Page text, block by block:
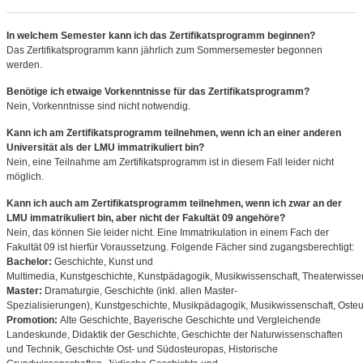
In welchem Semester kann ich das Zertifikatsprogramm beginnen?
Das Zertifikatsprogramm kann jährlich zum Sommersemester begonnen
werden.
Benötige ich etwaige Vorkenntnisse für das Zertifikatsprogramm?
Nein, Vorkenntnisse sind nicht notwendig.
Kann ich am Zertifikatsprogramm teilnehmen, wenn ich an einer anderen
Universität als der LMU immatrikuliert bin?
Nein, eine Teilnahme am Zertifikatsprogramm ist in diesem Fall leider nicht
möglich.
Kann ich auch am Zertifikatsprogramm teilnehmen, wenn ich zwar an der
LMU immatrikuliert bin, aber nicht der Fakultät 09 angehöre?
Nein, das können Sie leider nicht. Eine Immatrikulation in einem Fach der
Fakultät 09 ist hierfür Voraussetzung. Folgende Fächer sind zugangsberechtigt:
Bachelor: Geschichte, Kunst und
Multimedia, Kunstgeschichte, Kunstpädagogik, Musikwissenschaft,
Master: Dramaturgie, Geschichte (inkl. allen Master-
Spezialisierungen), Kunstgeschichte, Musikpädagogik, Musikwissenschaft,
Promotion: Alte Geschichte, Bayerische Geschichte und Vergleichende
Landeskunde, Didaktik der Geschichte, Geschichte der Naturwissenschaften
und Technik, Geschichte Ost- und Südosteuropas, Historische